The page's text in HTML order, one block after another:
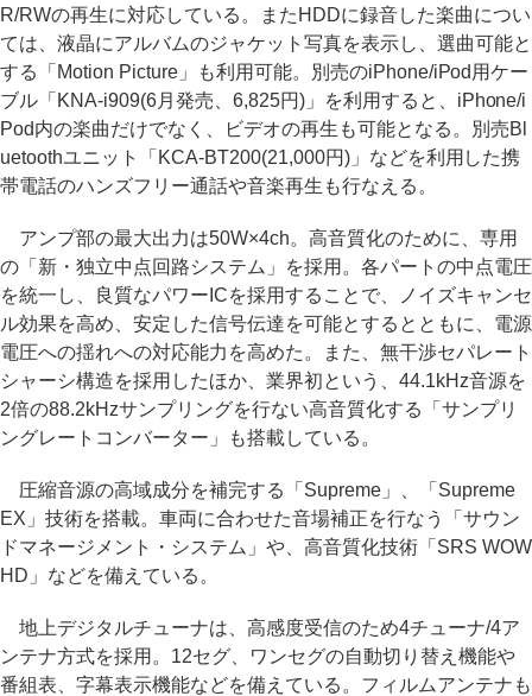
R/RWの再生に対応している。またHDDに録音した楽曲につい
ては、液晶にアルバムのジャケット写真を表示し、選曲可能と
する「Motion Picture」も利用可能。別売のiPhone/iPod用ケー
ブル「KNA-i909(6月発売、6,825円)」を利用すると、iPhone/i
Pod内の楽曲だけでなく、ビデオの再生も可能となる。別売Bl
uetoothユニット「KCA-BT200(21,000円)」などを利用した携
帯電話のハンズフリー通話や音楽再生も行なえる。
アンプ部の最大出力は50W×4ch。高音質化のために、専用
の「新・独立中点回路システム」を採用。各パートの中点電圧
を統一し、良質なパワーICを採用することで、ノイズキャンセ
ル効果を高め、安定した信号伝達を可能とするとともに、電源
電圧への揺れへの対応能力を高めた。また、無干渉セパレート
シャーシ構造を採用したほか、業界初という、44.1kHz音源を
2倍の88.2kHzサンプリングを行ない高音質化する「サンプリ
ングレートコンバーター」も搭載している。
圧縮音源の高域成分を補完する「Supreme」、「Supreme
EX」技術を搭載。車両に合わせた音場補正を行なう「サウン
ドマネージメント・システム」や、高音質化技術「SRS WOW
HD」などを備えている。
地上デジタルチューナは、高感度受信のため4チューナ/4ア
ンテナ方式を採用。12セグ、ワンセグの自動切り替え機能や
番組表、字幕表示機能などを備えている。フィルムアンテナも